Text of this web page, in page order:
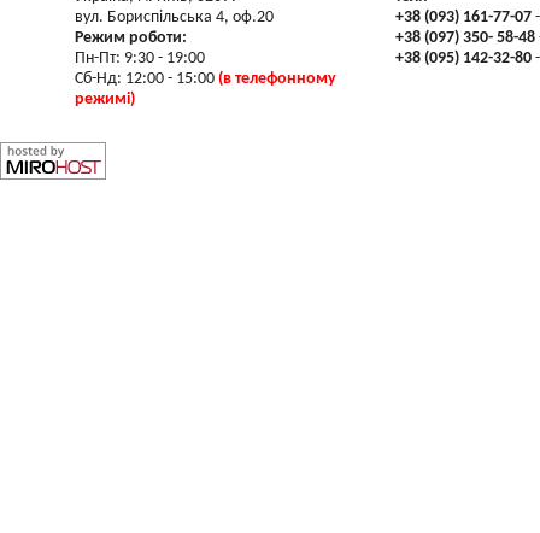
вул. Бориспільська 4, оф.20
Режим роботи:
Пн-Пт: 9:30 - 19:00
Сб-Нд: 12:00 - 15:00 (в телефонному
режимі)
+38 (093) 161-77-07
+38 (097) 350- 58-48
+38 (095) 142-32-80